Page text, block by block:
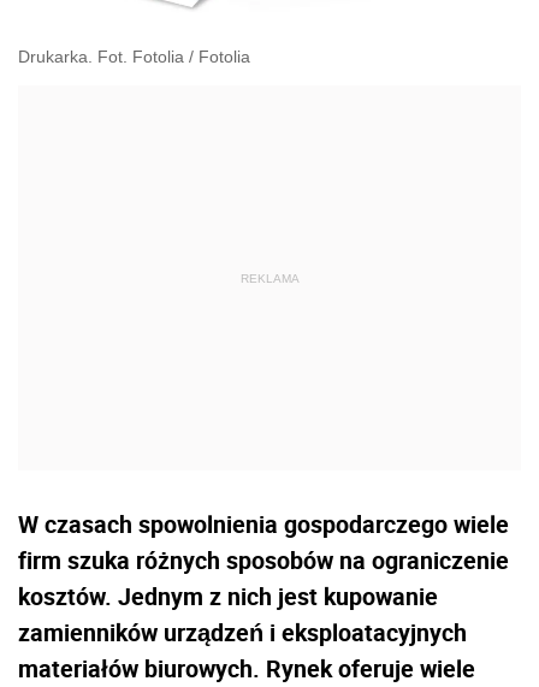
Drukarka. Fot. Fotolia / Fotolia
W czasach spowolnienia gospodarczego wiele
firm szuka różnych sposobów na ograniczenie
kosztów. Jednym z nich jest kupowanie
zamienników urządzeń i eksploatacyjnych
materiałów biurowych. Rynek oferuje wiele